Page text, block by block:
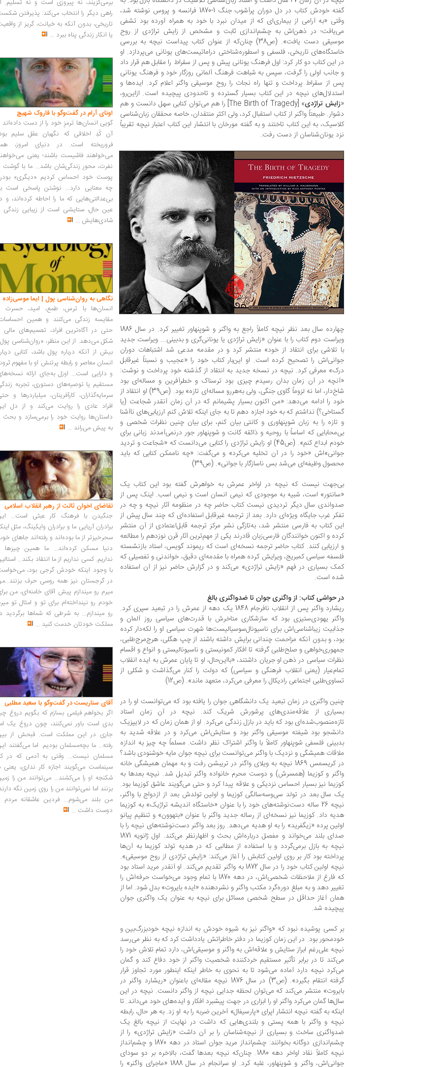
گفته خودش کتاب در دل دوران پرآشوب جنگ 1-1870 فرانسه و پروس نوشته شد،
وقتی «به آرامی از بیماری‌ای که از میدان نبرد با خود به همراه آورده بود تشفی
می‌یافت؛ در ذهن‌اش به چشم‌اندازی ثابت و مشخص از زایش تراژدی از روح
موسیقی دست یافت». (ص38) چنان‌که از عنوان کتاب پیداست نیچه به بررسی
خاستگاه‌های تاریخی، فلسفی و اسطوره‌شناختی دراماتیست‌های یونانی می‌پردازد. او
در این کتاب دو کار کرد: اول فرهنگ یونانی پیش و پس از سقراط را مقابل هم قرار داد
و جانب اولی را گرفت، سپس به شباهت‌ فرهنگ آلمانی روزگار خود و فرهنگ یونانی
پس از سقراط پرداخت و تنها راه نجات را روح موسیقی واگنر اعلام کرد. ایده‌ها و
استدلال‌های نیچه در این کتاب بسیار گسترده و تاحدودی پیچیده است. ازاین‌رو،
«زایش تراژدی
» [The Birth of Tragedy] را هم می‌توان کتابی سهل دانست و هم
دشوار. طبیعتاً واگنر از کتاب استقبال ‌کرد، ولی اکثر منتقدان، خاصه محققان زبان‌شناسی
کلاسیک، به این کتاب تاختند و به گفته مورخان با انتشار این کتاب اعتبار نیچه تقریباً
نزد یونان‌شناسان از دست رفت.
چهارده سال بعد نظر نیچه کاملاً راجع به واگنر و شوپنهاور تغییر کرد. در سال 1886
ویراست دوم کتاب را با عنوان «زایش تراژدی یا یونانی‌گری و بدبینی... ویراست جدید
با تلاشی برای انتقاد از خود» منتشر کرد و در مقدمه مدعی شد اشتباهات دوران
جوانی‌اش را تصحیح کرده است. او این‌بار کتاب خود را «عجیب و نسبتاً غیرقابل
درک» معرفی کرد. نیچه در نسخه جدید به انتقاد از گذشته خود پرداخت و نوشت:
«آنچه در آن زمان بدان رسیدم چیزی بود ترسناک و خطرآفرین و مساله‌ای بود
شاخ‌دار، اما نه لزوماً گاوی جنگی، ولی به‌هررو مساله‌ای تازه» بود. (ص39) او انتقاد از
خود را ادامه می‌دهد: «من اکنون بسیار پشیمانم که در آن زمان آنقدر شجاعت (یا
گستاخی؟) نداشتم که به خود اجازه دهم تا به جای اینکه تلاش کنم ارزیابی‌های ناآشنا
و تازه را به زبان شوپنهاوری و کانتی بیان کنم، برای بیان چنین نظرات شخصی و
بی‌محابایی که اساساً با روحیه و ذائقه کانت و شوپنهاور جور درنمی‌آمدند زبانی برای
خودم ابداع کنم». (ص45) او زایش تراژدی را کتابی می‌دانست که «شجاعت و تردید
جوانی»‌اش «خود را در آن تخلیه می‌کرد» و می‌گفت: «چه ناممکن کتابی که باید
محصول وظیفه‌ای می‌شد بس ناسازگار با جوانی». (ص39)
بی‌جهت نیست که نیچه در اواخر عمرش به خواهرش گفته بود این کتاب یک
«سانتور» است، شبیه به موجودی که نیمی انسان است و نیمی اسب. اینک پس از
صدواندی سال دیگر تردیدی نیست کتاب حاضر چه در منظومه آثار نیچه و چه در
تفکر غرب جایگاه ویژه‌ای دارد. بعد از ترجمه غیرقابل استفاده‌ای که چند سال پیش از
این کتاب به فارسی منتشر شد، به‌تازگی نشر مرکز ترجمه قابل‌اعتمادی از آن منتشر
کرده و اکنون خوانندگان فارسی‌زبان قادرند یکی از مهم‌ترین آثار قرن نوزدهم را مطالعه
و ارزیابی کنند. کتاب حاضر ترجمه نسخه‌ای است که ریموند گویس، استاد بازنشسته
فلسفه سیاسی کمبریج، ویرایش کرده همراه با مقدمه‌ای دقیق، خواندنی و تفصیلی که
کمک بسیاری در فهم «زایش تراژدی» می‌کند و در گزارش حاضر نیز از آن استفاده
شده است.
در حواشی کتاب: از واگنری جوان تا ضدواگنری بالغ
ریشارد واگنر پس از انقلاب نافرجام 1848 یک دهه از عمرش را در تبعید سپری کرد.
واگنر یهودی‌ستیزی بود که سازشکاری متاخرش با قدرت‌های سیاسی روز آلمان و
جذابیت زیباشناسی‌اش برای ناسیونال‌سوسیالیست‌ها شهرت سیاسی او را لکه‌دار کرده
بود، و بدون آنکه مزاحمت چندانی برایش داشته باشند از چپ هگلی، هرج‌مرج‌طلبی،
جمهوری‌خواهی و صلح‌طلبی گرفته تا افکار کمونیستی و ناسیونالیستی و انواع و اقسام
نظرات سیاسی در ذهن او جریان داشتند، «بااین‌حال، او تا پایان عمرش به ایده انقلاب
تمام‌عیار (یعنی انقلاب فرهنگی و سیاسی) که دولت را کنار می‌گذاشت و شکلی از
تساوی‌طلبی اجتماعی رادیکال را معرفی می‌کرد، متعهد ماند». (ص12)
چنین واگنری در زمان تبعید یک دانشگاهی جوان را یافته بود که می‌توانست او را در
بسیاری از علاقه‌مندی‌های پرشورش شریک کند. نیچه در آن زمان استاد
تازه‌منصوب‌شده‌ای بود که باید در بازل زندگی می‌کرد. او از همان زمان که در لایپزیک
دانشجو بود شیفته موسیقی واگنر بود و ستایش‌اش می‌کرد و در علاقه شدید به
بدبینی فلسفی شوپنهاور کاملاً با واگنر اشتراک نظر داشت. مسلماً چه چیز به اندازه
ملاقات همیشگی و نزدیک با واگنر می‌توانست برای نیچه جوان مایه خوشنودی باشد؟
در کریسمس 1869 نیچه به ویلای واگنر در تریبشن رفت و به مهمان همیشگی خانه
واگنر و کوزیما (همسرش) و دوست محرم خانواده واگنر تبدیل شد. نیچه بعدها به
کوزیما نیز بسیار احساس نزدیکی و علاقه پیدا کرد و حتی می‌گویند عاشق کوزیما بود.
یک سال بعد در تولد سی‌وسه‌‌سالگی کوزیما و اولین تولدش بعد از ازدواج با واگنر،
نیچه 26 ساله دست‌نوشته‌های خود را با عنوان «خاستگاه اندیشه تراژیک» به کوزیما
هدیه‌ داد. کوزیما نیز نسخه‌ای از رساله جدید واگنر با عنوان «بتهوون» و تنظیم پیانو
اولین پرده «زیگفرید» را به او هدیه می‌دهد. روز بعد واگنر دست‌نوشته‌های نیچه را با
صدای بلند می‌خواند و مفصل درباره‌اش بحث و اظهارنظر می‌کند. اول ژانویه 1871
نیچه به بازل برمی‌گردد و با استفاده از مطالبی که در هدیه تولد کوزیما به آن‌ها
پرداخته بود کار بر روی اولین کتابش را آغاز می‌کند: «زایش تراژدی از روح موسیقی».
نیچه اولین کتاب خود را در سال 1872 به واگنر تقدیم می‌کند. او آنقدر مرید استاد بود
که فارغ از ملاحظات شخصی‌اش، در دهه 1870 با تمام وجود می‌خواست حرفه‌اش را
تغییر دهد و به مبلغ دوره‌گرد مکتب واگنر و نشردهنده «ایده بایروت» بدل شود. اما از
همان آغاز حداقل در سطح شخصی مسائل برای نیچه به عنوان یک واگنری جوان
پیچیده شد.
بر کسی پوشیده نبود که «واگنر نیز به شیوه خودش به اندازه نیچه خودبزرگ‌بین و
خودمحور بود. در این زمان کوزیما در دفتر خاطراتش یادداشت کرد که به نظر می‌رسد
نیچه علی‌رغم ابراز ستایش و علاقه‌اش به واگنر و موسیقی‌اش، دارد تمام تلاش خود را
می‌کند تا در برابر تأثیر مستقیم خردکننده شخصیت واگنر از خود دفاع کند و گمان
می‌کرد نیچه دارد آماده می‌شود تا به نحوی به خاطر اینکه اینطور مورد تجاوز قرار
گرفته انتقام بگیرد». (ص3) در سال 1876 نیچه مقاله‌ای باعنوان «ریشارد واگنر در
بایروت» منتشر می‌کند که می‌توان لحظه جدایی نیچه از واگنر دانست. نیچه در این
سال‌ها گمان می‌کرد واگنر او را ابزاری در جهت پیشبرد افکار و ایده‌های خود می‌داند. تا
اینکه به گفته نیچه انتشار اپرای «پارسیفال» آخرین ضربه را به او زد. به هر حال، رابطه
نیچه و واگنر با همه پستی و بلندی‌هایی که داشت در نهایت از نیچه بالغ یک
ضدواگنری ساخت و بسیاری از نیچه‌شناسان را بر آن داشت «زایش تراژدی» را از
چشم‌اندازی دوگانه بخوانند: چشم‌انداز مرید جوان استاد در دهه 1870 و چشم‌انداز
نیچه کاملاً نقاد اواخر دهه 1880. چنان‌که نیچه بعدها گفت، بالاخره بر دو سودای
جوانی‌اش، واگنر و شوپنهاور، غلبه کرد. او سرانجام در سال 1888 «ماجرای واگنر» را
برمی‌گزیند، نه پیروزی است و نه تسلیم.
راهی دیگر را انتخاب می‌کند: پذیرفتن
تاریخی، بدون آنکه به خیانت، گریز از
یا انکار زندگی پناه ببرد ...
اونای آرام در گفت‌وگو با فاروک شهیچ‭
گویی انسان‌ها ترمزِ خود را از دست داده‌اند
آن کُدِ اخلاقی که نگهبان عقل سلیم
فروریخته است. در دنیای امروز،
می‌خواهند فاشیست باشند؛ یعنی
نفرت، محورِ زندگی‌شان باشد... ما با گوشت
پوست خود احساس کردیم «دیگری»
چه معنایی دارد... نوشتن پاسخی است
بی‌عدالتی‌هایی که ما را احاطه کرده‌اند، و
عین حال، ستایشی است از زیبایی زندگی
شادی‌هایش ...
نگاهی به روان‌شناسی پول | ایما موسی‌زاده
انسان‌ها با ترس، طمع، امید، حسرت
مقایسه زندگی می‌کنند و همین
حتی در آگاه‌ترین افراد، تصمیم‌های مالی
شکل می‌دهد. از این منظر، «روان‌شناسی
بیش از آنکه درباره پول باشد، کتابی
انسان معاصر و رابطه پرتنش او با مفهوم
و دارایی است... اوزل به‌جای ارائه
مستقیم یا توصیه‌های دستوری، تجربه
سرمایه‌گذاران، کارآفرینان، میلیاردرها و
افراد عادی را روایت می‌کند و از دل
داستان‌ها روایت خود را برمی‌سازد و بحث
به پیش می‌راند ...
تقاضای اخوان ثالث از رهبر انقلاب اسلامی
جنگیدن با فرهنگ کار عبثی است...
برادران آریایی ما و برادران وایکینگ، مثل
سحرخیزتر از ما بوده‌اند و رفته‌اند جاهای
دنیا مسکن کرده‌اند... ما همین چیزها
نداریم. کسی نداریم از ما انتقاد بکند...
با وجود اینکه خودش گرجی بود،
در گرجستان نیز همه روسی حرف
میرم رو میندازم پیش آقای خامنه‌ای، من
خودم رو نینداخته‌ام برای تو و امثال تو
رو میندازم... به شرطی که شماها برگردید
مملکت خودتان خدمت کنید ...
آقای سناریست در گفت‌وگو با سعید مطلبی
اگر بخواهم فیلمی بسازم که بگویم دروغ
بدی است باور نمی‌کنند، چون دروغ یک
جاری در این مملکت است. قبحش از
رفته... ما بچه‌مسلمان بودیم. اما می‌گفتند
مسلمان نیست... وقتی به آدمی که در
سینماست می‌گویند اجازه کار نداری، یعنی
شکنجه او را می‌کشند... می‌توانند من را
بزنند اما نمی‌توانند من را روی زمین نگه
من بلند می‌شوم... فردین عاشقانه مردم
دوست داشت ...